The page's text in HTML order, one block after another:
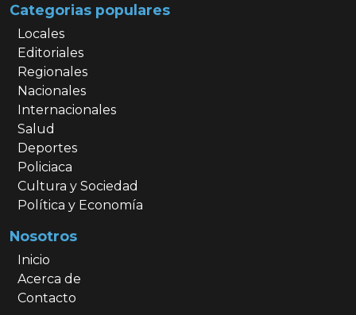
Categorias populares
Locales
Editoriales
Regionales
Nacionales
Internacionales
Salud
Deportes
Policiaca
Cultura y Sociedad
Política y Economía
Nosotros
Inicio
Acerca de
Contacto